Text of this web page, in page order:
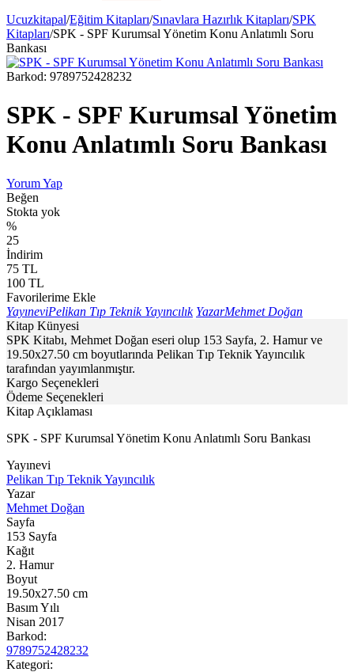
Ucuzkitapal/Eğitim Kitapları/Sınavlara Hazırlık Kitapları/SPK
Kitapları/SPK - SPF Kurumsal Yönetim Konu Anlatımlı Soru
Bankası
Barkod: 9789752428232
SPK - SPF Kurumsal Yönetim
Konu Anlatımlı Soru Bankası
Yorum Yap
Beğen
Stokta yok
%
25
İndirim
75 TL
100 TL
Favorilerime Ekle
YayıneviPelikan Tıp Teknik Yayıncılık YazarMehmet Doğan
Kitap Künyesi
SPK Kitabı, Mehmet Doğan eseri olup 153 Sayfa, 2. Hamur ve
19.50x27.50 cm boyutlarında Pelikan Tıp Teknik Yayıncılık
tarafından yayımlanmıştır.
Kargo Seçenekleri
Ödeme Seçenekleri
Kitap Açıklaması
SPK - SPF Kurumsal Yönetim Konu Anlatımlı Soru Bankası
Yayınevi
Pelikan Tıp Teknik Yayıncılık
Yazar
Mehmet Doğan
Sayfa
153 Sayfa
Kağıt
2. Hamur
Boyut
19.50x27.50 cm
Basım Yılı
Nisan 2017
Barkod:
9789752428232
Kategori: